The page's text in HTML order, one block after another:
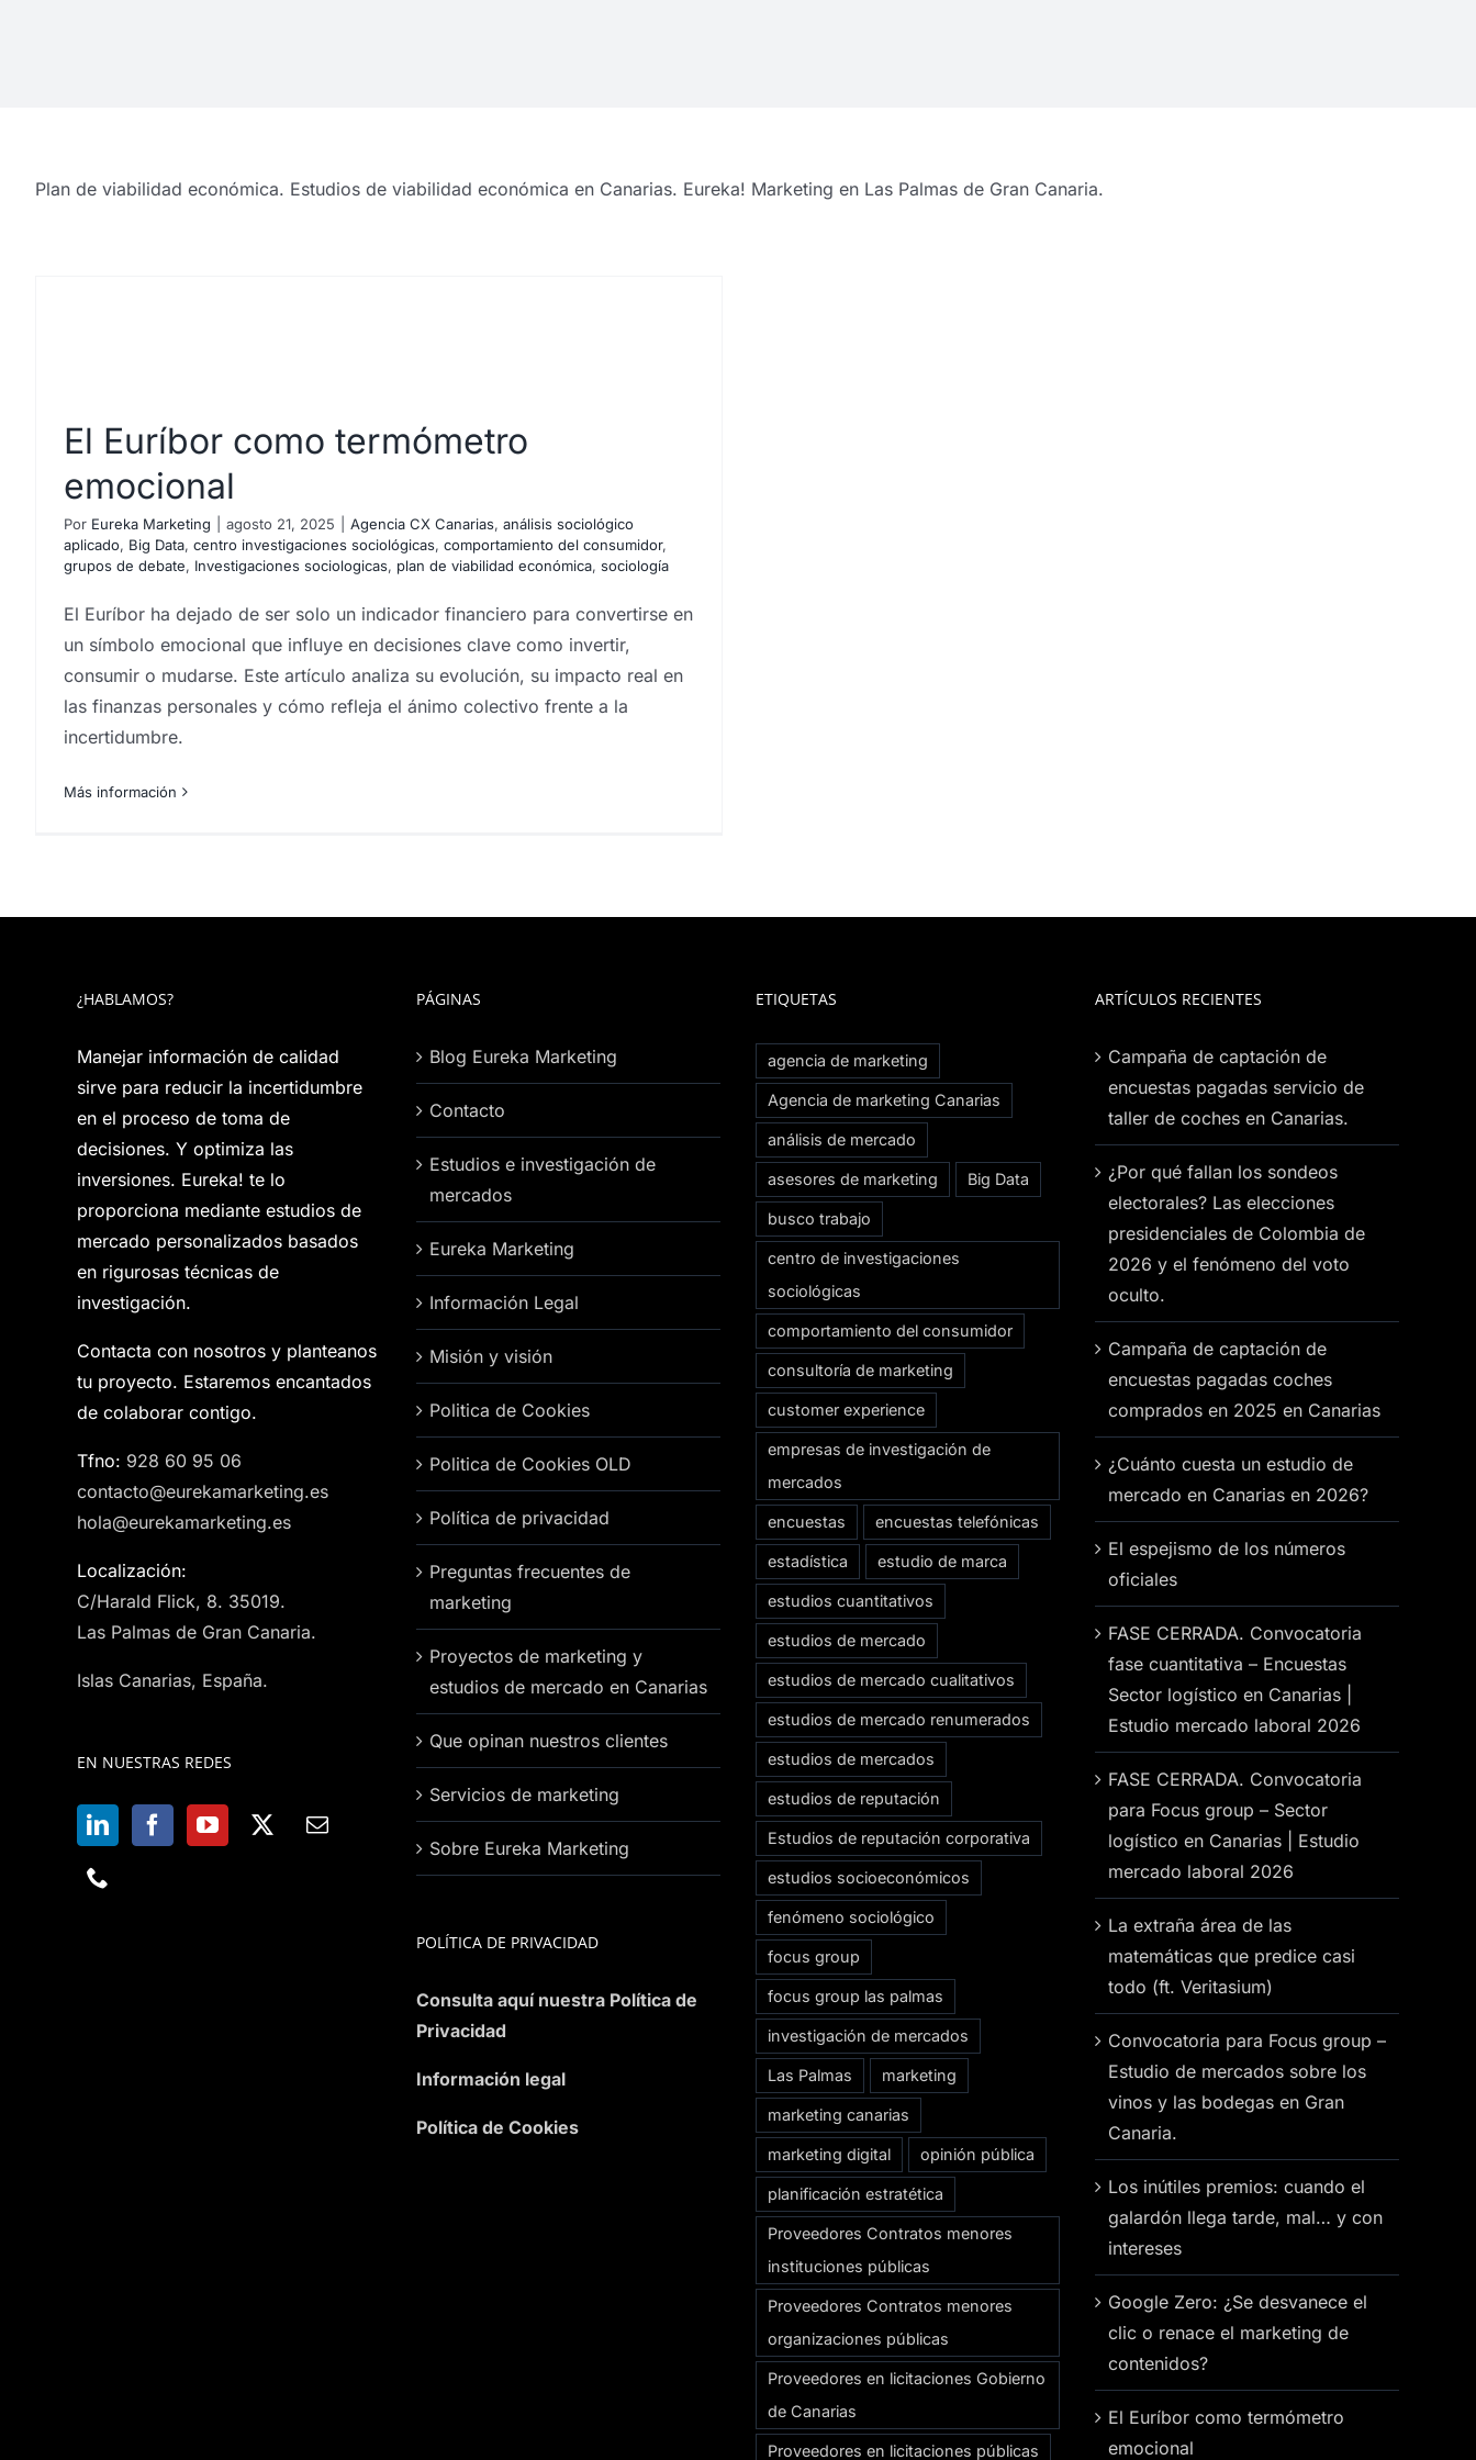
Plan de viabilidad económica. Estudios de viabilidad económica en Canarias. Eureka! Marketing en Las Palmas de Gran Canaria.
El Euríbor como termómetro
emocional
Por Eureka Marketing agosto 21, 2025 Agencia CX Canarias, análisis sociológico
aplicado, Big Data, centro investigaciones sociológicas, comportamiento del consumidor,
grupos de debate, Investigaciones sociologicas, plan de viabilidad económica, sociología
El Euríbor ha dejado de ser solo un indicador financiero para convertirse en
un símbolo emocional que influye en decisiones clave como invertir,
consumir o mudarse. Este artículo analiza su evolución, su impacto real en
las finanzas personales y cómo refleja el ánimo colectivo frente a la
incertidumbre.
Más información
¿HABLAMOS?
Manejar información de calidad
sirve para reducir la incertidumbre
en el proceso de toma de
decisiones. Y optimiza las
inversiones. Eureka! te lo
proporciona mediante estudios de
mercado personalizados basados
en rigurosas técnicas de
investigación.
Contacta con nosotros y planteanos
tu proyecto. Estaremos encantados
de colaborar contigo.
Tfno: 928 60 95 06
contacto@eurekamarketing.es
hola@eurekamarketing.es
Localización:
C/Harald Flick, 8. 35019.
Las Palmas de Gran Canaria.
Islas Canarias, España.
EN NUESTRAS REDES
PÁGINAS
Blog Eureka Marketing
Contacto
Estudios e investigación de
mercados
Eureka Marketing
Información Legal
Misión y visión
Politica de Cookies
Politica de Cookies OLD
Política de privacidad
Preguntas frecuentes de
marketing
Proyectos de marketing y
estudios de mercado en Canarias
Que opinan nuestros clientes
Servicios de marketing
Sobre Eureka Marketing
POLÍTICA DE PRIVACIDAD
Consulta aquí nuestra Política de
Privacidad
Información legal
Política de Cookies
ETIQUETAS
agencia de marketing
Agencia de marketing Canarias
análisis de mercado
asesores de marketing Big Data
busco trabajo
centro de investigaciones
sociológicas
comportamiento del consumidor
consultoría de marketing
customer experience
empresas de investigación de
mercados
encuestas encuestas telefónicas
estadística estudio de marca
estudios cuantitativos
estudios de mercado
estudios de mercado cualitativos
estudios de mercado renumerados
estudios de mercados
estudios de reputación
Estudios de reputación corporativa
estudios socioeconómicos
fenómeno sociológico
focus group
focus group las palmas
investigación de mercados
Las Palmas marketing
marketing canarias
marketing digital opinión pública
planificación estratética
Proveedores Contratos menores
instituciones públicas
Proveedores Contratos menores
organizaciones públicas
Proveedores en licitaciones Gobierno
de Canarias
Proveedores en licitaciones públicas
ARTÍCULOS RECIENTES
Campaña de captación de
encuestas pagadas servicio de
taller de coches en Canarias.
¿Por qué fallan los sondeos
electorales? Las elecciones
presidenciales de Colombia de
2026 y el fenómeno del voto
oculto.
Campaña de captación de
encuestas pagadas coches
comprados en 2025 en Canarias
¿Cuánto cuesta un estudio de
mercado en Canarias en 2026?
El espejismo de los números
oficiales
FASE CERRADA. Convocatoria
fase cuantitativa – Encuestas
Sector logístico en Canarias |
Estudio mercado laboral 2026
FASE CERRADA. Convocatoria
para Focus group – Sector
logístico en Canarias | Estudio
mercado laboral 2026
La extraña área de las
matemáticas que predice casi
todo (ft. Veritasium)
Convocatoria para Focus group –
Estudio de mercados sobre los
vinos y las bodegas en Gran
Canaria.
Los inútiles premios: cuando el
galardón llega tarde, mal… y con
intereses
Google Zero: ¿Se desvanece el
clic o renace el marketing de
contenidos?
El Euríbor como termómetro
emocional